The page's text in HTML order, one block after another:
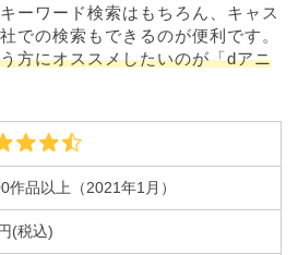
ーワード検索はもちろん、キャス
での検索もできるのが便利です。
方にオススメしたいのが「dアニ
作品以上（2021年1月）
(税込)